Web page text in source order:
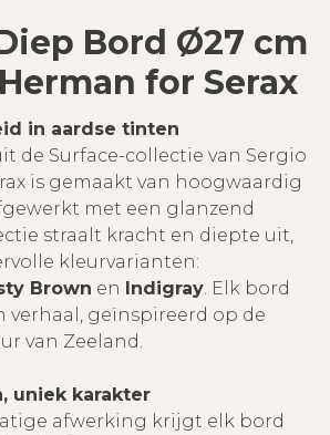
Bord Ø27 cm
for Serax
in aardse tinten
de Surface-collectie van Sergio
is gemaakt van hoogwaardig
met een glanzend
straalt kracht en diepte uit,
kleurvarianten:
Brown en Indigray . Elk bord
verhaal, geïnspireerd op de
van Zeeland.
uniek karakter
afwerking krijgt elk bord